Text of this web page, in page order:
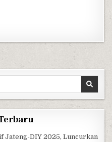
Jateng-DIY 2025, Luncurkan